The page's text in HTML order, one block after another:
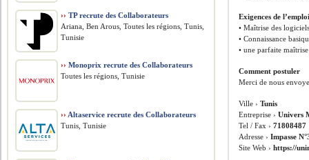
Exigences de
• Maîtrise des
• Connaissance
• une parfaite
Comment postuler
Merci de nous
Ville ›Tunis
Entreprise ›Univers
Tel / Fax ›71808487
Adresse ›Impasse
Site Web ›https://
›› TP recrute des Collaborateurs
Ariana, Ben Arous, Toutes les régions, Tunis,
Tunisie
›› Monoprix recrute des Collaborateurs
Toutes les régions, Tunisie
›› Altaservice recrute des Collaborateurs
Tunis, Tunisie